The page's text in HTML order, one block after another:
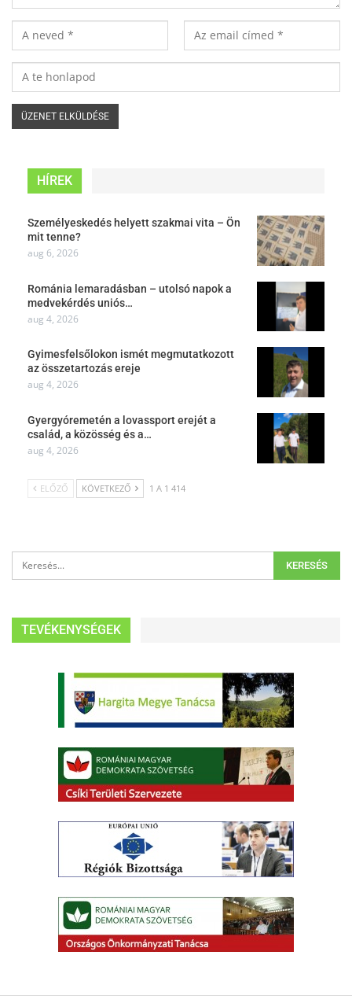
HÍREK
Személyeskedés helyett szakmai vita – Ön
mit tenne?
aug 6, 2026
Románia lemaradásban – utolsó napok a
medvekérdés uniós…
aug 4, 2026
Gyimesfelsőlokon ismét megmutatkozott
az összetartozás ereje
aug 4, 2026
Gyergyóremetén a lovassport erejét a
család, a közösség és a…
aug 4, 2026
ELŐZŐ KÖVETKEZŐ 1 A 1 414
TEVÉKENYSÉGEK